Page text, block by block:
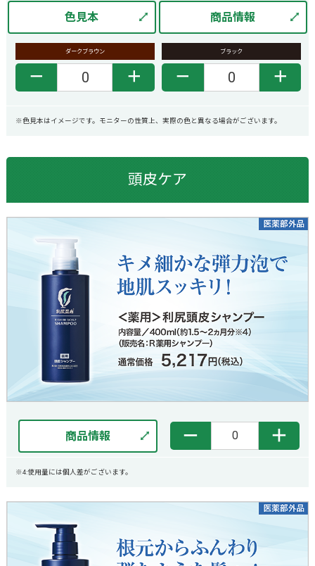
色見本 商品情報
ダークブラウン
－ ＋
ブラック
－ ＋
※色見本はイメージです。モニターの性質上、実際の色と異なる場合がございます。
頭皮ケア
商品情報 － ＋
※4:使用量には個人差がございます。